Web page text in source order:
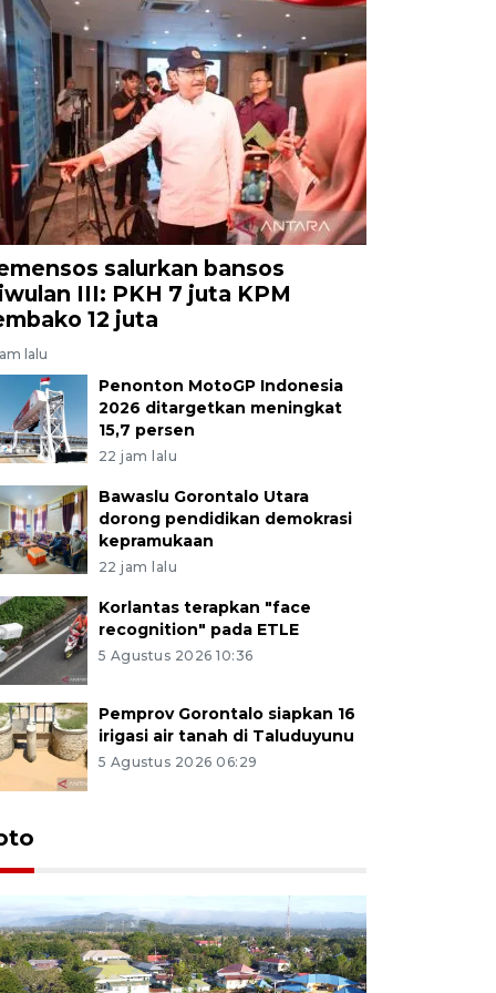
salurkan bansos
III: PKH 7 juta KPM
12 juta
lalu
Penonton MotoGP Indonesia
2026 ditargetkan meningkat
15,7 persen
22 jam lalu
Bawaslu Gorontalo Utara
dorong pendidikan demokrasi
kepramukaan
22 jam lalu
Korlantas terapkan "face
recognition" pada ETLE
5 Agustus 2026 10:36
Pemprov Gorontalo siapkan 16
irigasi air tanah di Taluduyunu
5 Agustus 2026 06:29